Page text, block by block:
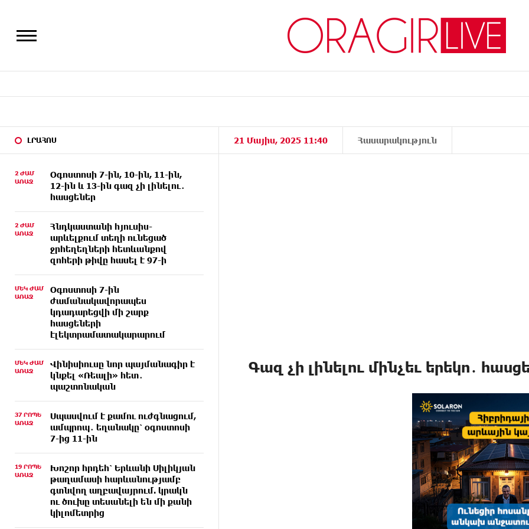
ԼՐԱՀՈՍ
2 ԺԱՄ
ԱՌԱՋ
Օգոստոսի 7-ին, 10-ին, 11-ին,
12-ին և 13-ին գազ չի լինելու․
հասցեներ
2 ԺԱՄ
ԱՌԱՋ
Հնդկաստանի հյուսիս-
արևելքում տեղի ունեցած
ջրհեղեղների հետևանքով
զոհերի թիվը հասել է 97-ի
ՄԵԿ ԺԱՄ
ԱՌԱՋ
Օգոստոսի 7-ին
ժամանակավորապես
կդադարեցվի մի շարք
հասցեների
էլեկտրամատակարարում
ՄԵԿ ԺԱՄ
ԱՌԱՋ
Վինիսիուսը նոր պայմանագիր է
կնքել «Ռեալի» հետ․
պաշտոնական
37 ՐՈՊԵ
ԱՌԱՋ
Սպասվում է քամու ուժգնացում,
ամպրոպ․ եղանակը՝ օգոստոսի
7-ից 11-ին
19 ՐՈՊԵ
ԱՌԱՋ
Խոշոր հրդեհ՝ Երևանի Սիլիկյան
թաղամասի հարևանությամբ
գտնվող աղբավայրում. կրակն
ու ծուխը տեսանելի են մի քանի
կիլոմետրից
21 Մայիս, 2025 11:40 Հասարակություն
Գազ չի լինելու մինչեւ երեկո․